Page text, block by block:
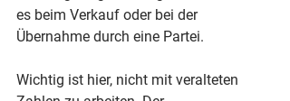
es beim Verkauf oder bei der
Übernahme durch eine Partei.
Wichtig ist hier, nicht mit veralteten